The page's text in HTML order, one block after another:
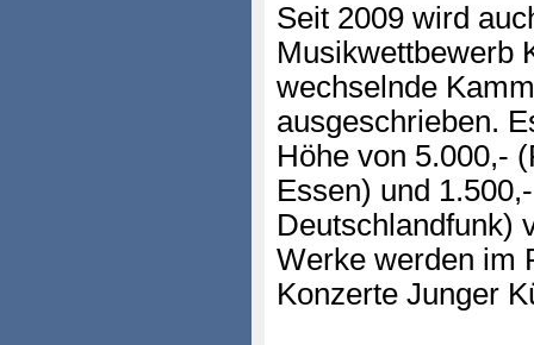
Seit 2009 wird
Musikwettbewerb
wechselnde
ausgeschrieben.
Höhe von 5.000,-
Essen) und
Deutschlandfunk)
Werke werden im
Konzerte Junger